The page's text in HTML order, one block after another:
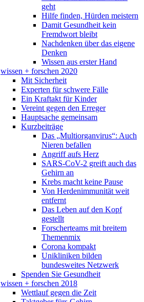
geht
Hilfe finden, Hürden meistern
Damit Gesundheit kein
Fremdwort bleibt
Nachdenken über das eigene
Denken
Wissen aus erster Hand
wissen + forschen 2020
Mit Sicherheit
Experten für schwere Fälle
Ein Kraftakt für Kinder
Vereint gegen den Erreger
Hauptsache gemeinsam
Kurzbeiträge
Das „Multiorganvirus“: Auch
Nieren befallen
Angriff aufs Herz
SARS-CoV-2 greift auch das
Gehirn an
Krebs macht keine Pause
Von Herdenimmunität weit
entfernt
Das Leben auf den Kopf
gestellt
Forscherteams mit breitem
Themenmix
Corona kompakt
Unikliniken bilden
bundesweites Netzwerk
Spenden Sie Gesundheit
wissen + forschen 2018
Wettlauf gegen die Zeit